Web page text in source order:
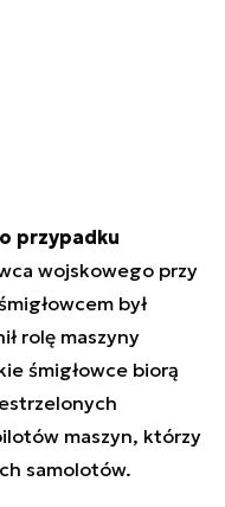
przypadku
wojskowego przy
był
rolę maszyny
śmigłowce biorą
maszyn, którzy
samolotów.